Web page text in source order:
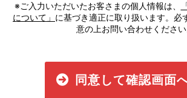
※ご入力いただいたお客さまの個人情報は、
について」 に基づき適正に取り扱います。必
意の上お問い合わせください
同意して確認画面